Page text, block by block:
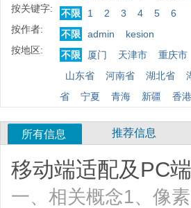
按关键字:
不限 1 2 3 4 5
6
按作者:
不限 admin
kesion
按地区:
不限 厦门 天津市 重庆市
山东省
河南省 湖北省
省
宁夏 青海 新疆 香港
所有信息 推荐信息
移动端适配及PC
一、相关概念1、像